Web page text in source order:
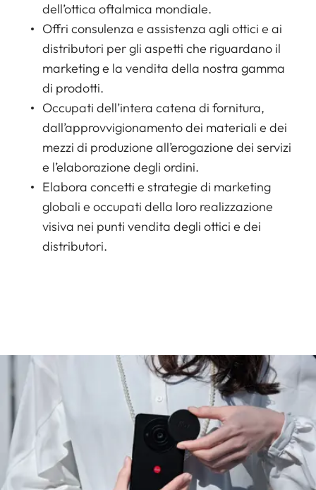
dell’ottica oftalmica mondiale.
Offri consulenza e assistenza agli ottici e ai
distributori per gli aspetti che riguardano il
marketing e la vendita della nostra gamma
di prodotti.
Occupati dell’intera catena di fornitura,
dall’approvvigionamento dei materiali e dei
mezzi di produzione all’erogazione dei servizi
e l’elaborazione degli ordini.
Elabora concetti e strategie di marketing
globali e occupati della loro realizzazione
visiva nei punti vendita degli ottici e dei
distributori.